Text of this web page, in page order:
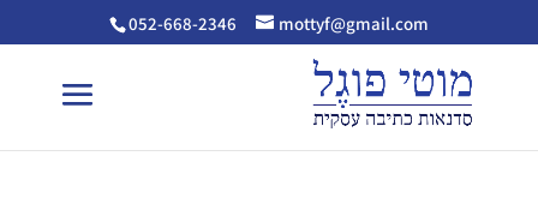
052-668-2346 mottyf@gmail.com